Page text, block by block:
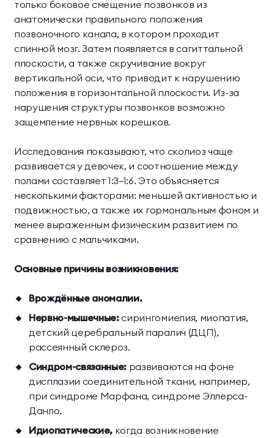
только боковое смещение позвонков из
анатомически правильного положения
позвоночного канала, в котором проходит
спинной мозг. Затем появляется в сагиттальной
плоскости, а также скручивание вокруг
вертикальной оси, что приводит к нарушению
положения в горизонтальной плоскости. Из-за
нарушения структуры позвонков возможно
защемление нервных корешков.
Исследования показывают, что сколиоз чаще
развивается у девочек, и соотношение между
полами составляет 1:3—1:6. Это объясняется
несколькими факторами: меньшей активностью и
подвижностью, а также их гормональным фоном и
менее выраженным физическим развитием по
сравнению с мальчиками.
Основные причины возникновения:
Врождённые аномалии.
Нервно-мышечные:сирингомиелия, миопатия,
детский церебральный паралич (ДЦП),
рассеянный склероз.
Синдром-связанные: развиваются на фоне
дисплазии соединительной ткани, например,
при синдроме Марфана, синдроме Эллерса-
Данло.
Идиопатические, когда возникновение
Семейные виллы
Винные виллы
Президентские
винные виллы
Семейные винные
виллы